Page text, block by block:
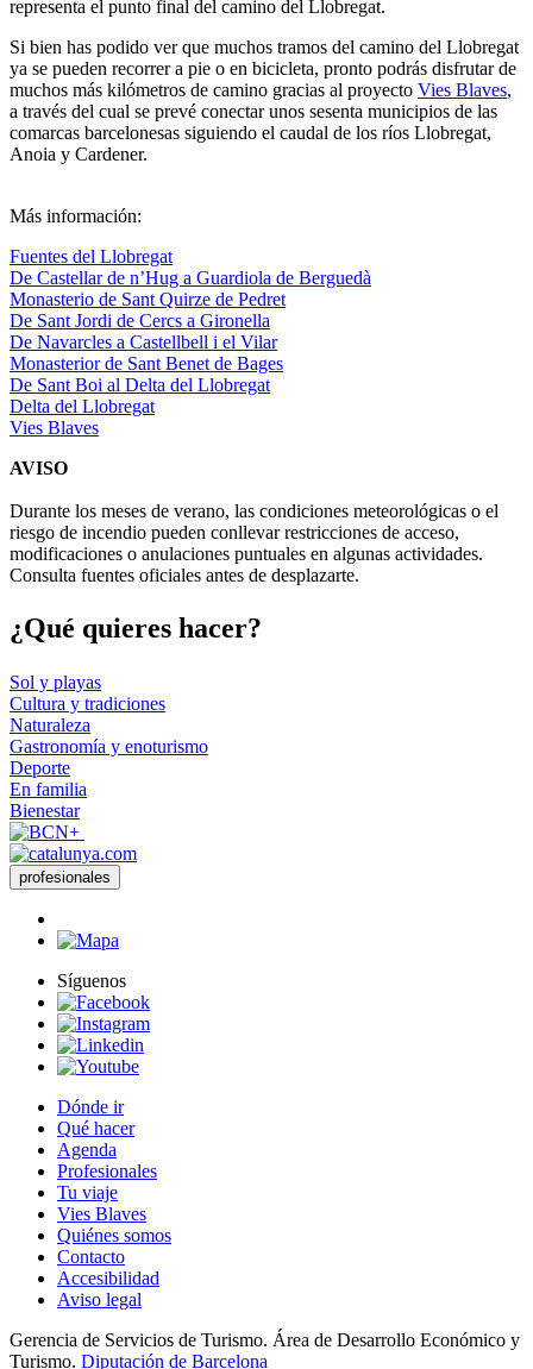
representa el punto final del camino del Llobregat.
Si bien has podido ver que muchos tramos del camino del Llobregat
ya se pueden recorrer a pie o en bicicleta, pronto podrás disfrutar de
muchos más kilómetros de camino gracias al proyecto Vies Blaves,
a través del cual se prevé conectar unos sesenta municipios de las
comarcas barcelonesas siguiendo el caudal de los ríos Llobregat,
Anoia y Cardener.
Más información:
Fuentes del Llobregat
De Castellar de n’Hug a Guardiola de Berguedà
Monasterio de Sant Quirze de Pedret
De Sant Jordi de Cercs a Gironella
De Navarcles a Castellbell i el Vilar
Monasterior de Sant Benet de Bages
De Sant Boi al Delta del Llobregat
Delta del Llobregat
Vies Blaves
AVISO
Durante los meses de verano, las condiciones meteorológicas o el
riesgo de incendio pueden conllevar restricciones de acceso,
modificaciones o anulaciones puntuales en algunas actividades.
Consulta fuentes oficiales antes de desplazarte.
¿Qué quieres hacer?
Sol y playas
Cultura y tradiciones
Naturaleza
Gastronomía y enoturismo
Deporte
En familia
Bienestar
profesionales
Síguenos
Dónde ir
Qué hacer
Agenda
Profesionales
Tu viaje
Vies Blaves
Quiénes somos
Contacto
Accesibilidad
Aviso legal
Gerencia de Servicios de Turismo. Área de Desarrollo Económico y
Turismo. Diputación de Barcelona